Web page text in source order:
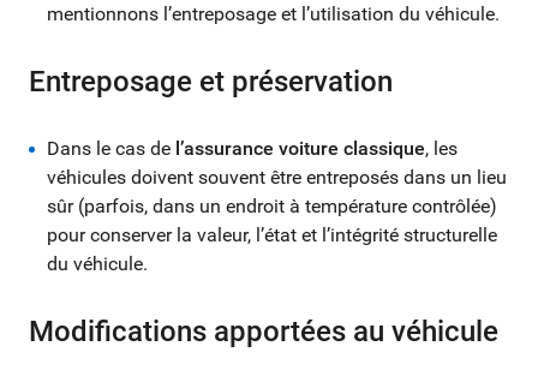
mentionnons l’entreposage et l’utilisation du véhicule.
Entreposage et préservation
Dans le cas de l’assurance voiture classique, les
véhicules doivent souvent être entreposés dans un lieu
sûr (parfois, dans un endroit à température contrôlée)
pour conserver la valeur, l’état et l’intégrité structurelle
du véhicule.
Modifications apportées au véhicule